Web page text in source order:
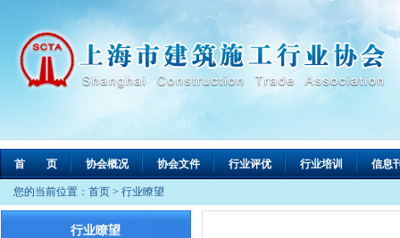
首 页 协会概况 协会文件 行业评优 行业培训 信息
您的当前位置： 首页 > 行业瞭望
行业瞭望